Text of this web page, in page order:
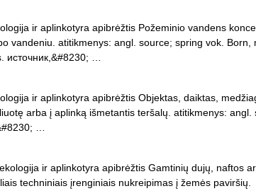
ir aplinkotyra apibrėžtis Požeminio vandens
vandeniu. atitikmenys: angl. source; spring vok. Born,
…
ir aplinkotyra apibrėžtis Objektas, daiktas,
arba į aplinką išmetantis teršalų. atitikmenys: angl.
…
ir aplinkotyra apibrėžtis Gamtinių dujų, naftos
techniniais įrenginiais nukreipimas į žemės paviršių.